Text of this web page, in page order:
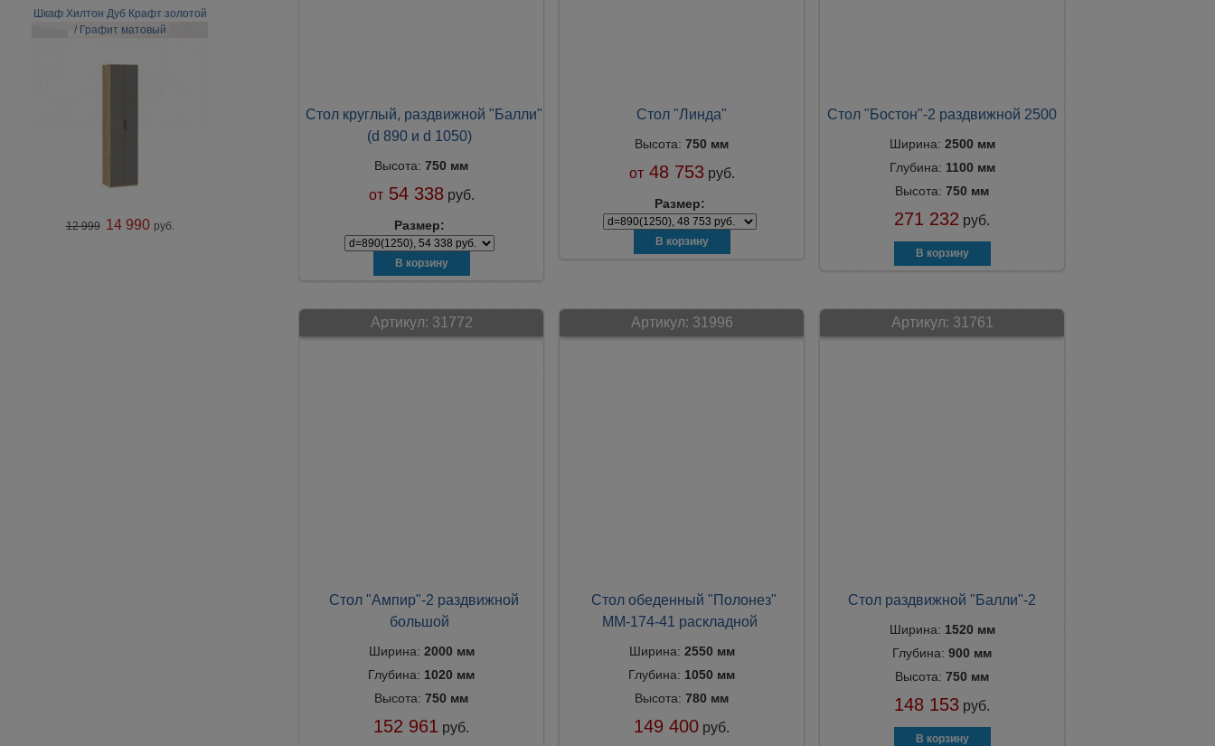
Шкаф Хилтон Дуб Крафт золотой
/ Графит матовый
12 999 14 990 руб.
Стол круглый, раздвижной "Балли"
(d 890 и d 1050)
Высота: 750 мм
от54 338 руб.
Размер:
Стол "Линда"
Высота: 750 мм
от48 753 руб.
Размер:
Стол "Бостон"-2 раздвижной 2500
Ширина: 2500 мм
Глубина: 1100 мм
Высота: 750 мм
271 232 руб.
Артикул: 31772
Стол "Ампир"-2 раздвижной
большой
Ширина: 2000 мм
Глубина: 1020 мм
Высота: 750 мм
152 961 руб.
Артикул: 31996
Стол обеденный "Полонез"
ММ-174-41 раскладной
Ширина: 2550 мм
Глубина: 1050 мм
Высота: 780 мм
149 400 руб.
Артикул: 31761
Стол раздвижной "Балли"-2
Ширина: 1520 мм
Глубина: 900 мм
Высота: 750 мм
148 153 руб.